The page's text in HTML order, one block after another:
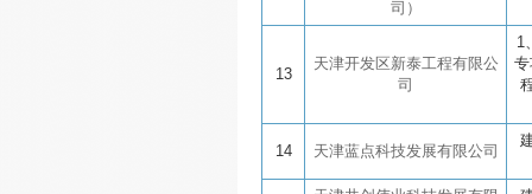
司）
13
天津开发区新泰工程有限公
司
1
14 天津蓝点科技发展有限公司